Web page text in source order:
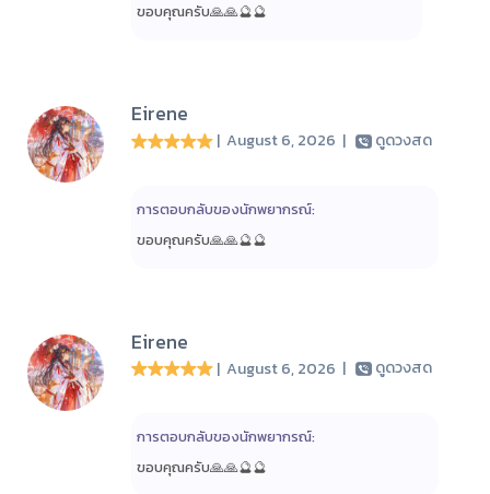
ขอบคุณครับ🙏🙏🔮🔮
Eirene
| August 6, 2026 | ดูดวงสด
การตอบกลับของนักพยากรณ์:
ขอบคุณครับ🙏🙏🔮🔮
Eirene
| August 6, 2026 | ดูดวงสด
การตอบกลับของนักพยากรณ์:
ขอบคุณครับ🙏🙏🔮🔮